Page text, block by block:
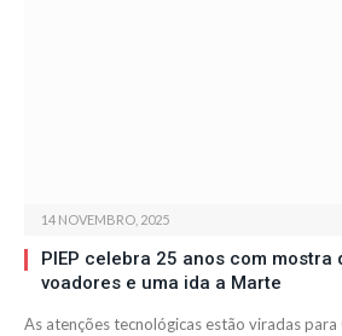
14 NOVEMBRO, 2025
PIEP celebra 25 anos com
voadores e uma ida a Marte
As atenções tecnológicas estão viradas